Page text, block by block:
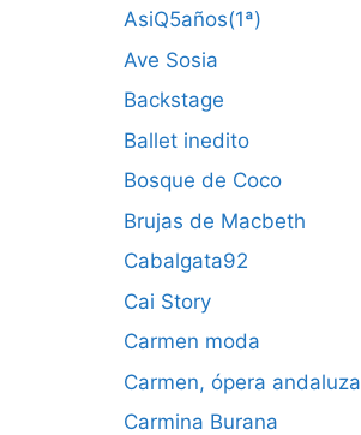
AsiQ5años(1ª)
Ave Sosia
Backstage
Ballet inedito
Bosque de Coco
Brujas de Macbeth
Cabalgata92
Cai Story
Carmen moda
Carmen, ópera andaluza
Carmina Burana